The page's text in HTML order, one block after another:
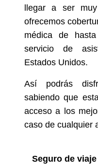
llegar a ser
ofrecemos
médica de
servicio de
Estados Unidos.
Así podrás
sabiendo que
acceso a los
caso de cualquier
Seguro de